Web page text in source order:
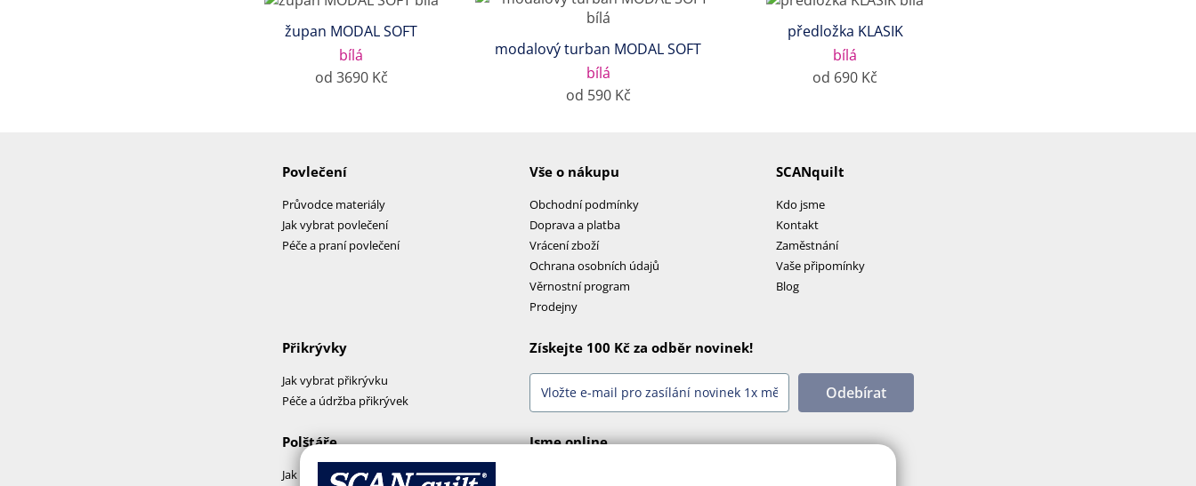
župan MODAL SOFT
bílá
od 3690 Kč
modalový turban MODAL SOFT
bílá
od 590 Kč
předložka KLASIK
bílá
od 690 Kč
Povlečení
Průvodce materiály
Jak vybrat povlečení
Péče a praní povlečení
Vše o nákupu
Obchodní podmínky
Doprava a platba
Vrácení zboží
Ochrana osobních údajů
Věrnostní program
Prodejny
SCANquilt
Kdo jsme
Kontakt
Zaměstnání
Vaše připomínky
Blog
Přikrývky
Jak vybrat přikrývku
Péče a údržba přikrývek
Polštáře
Jak vybrat polštář
Získejte 100 Kč za odběr novinek!
Odebírat
Jsme online